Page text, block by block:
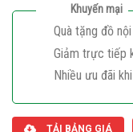
Khuyến mại
Quà tặng đồ
Giảm trực tiếp
Nhiều ưu đãi
TẢI BẢNG GIÁ